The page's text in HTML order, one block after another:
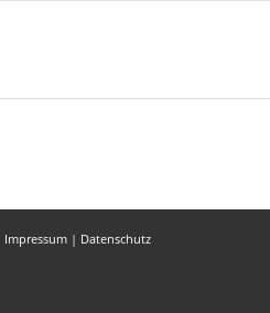
Impressum | Datenschutz